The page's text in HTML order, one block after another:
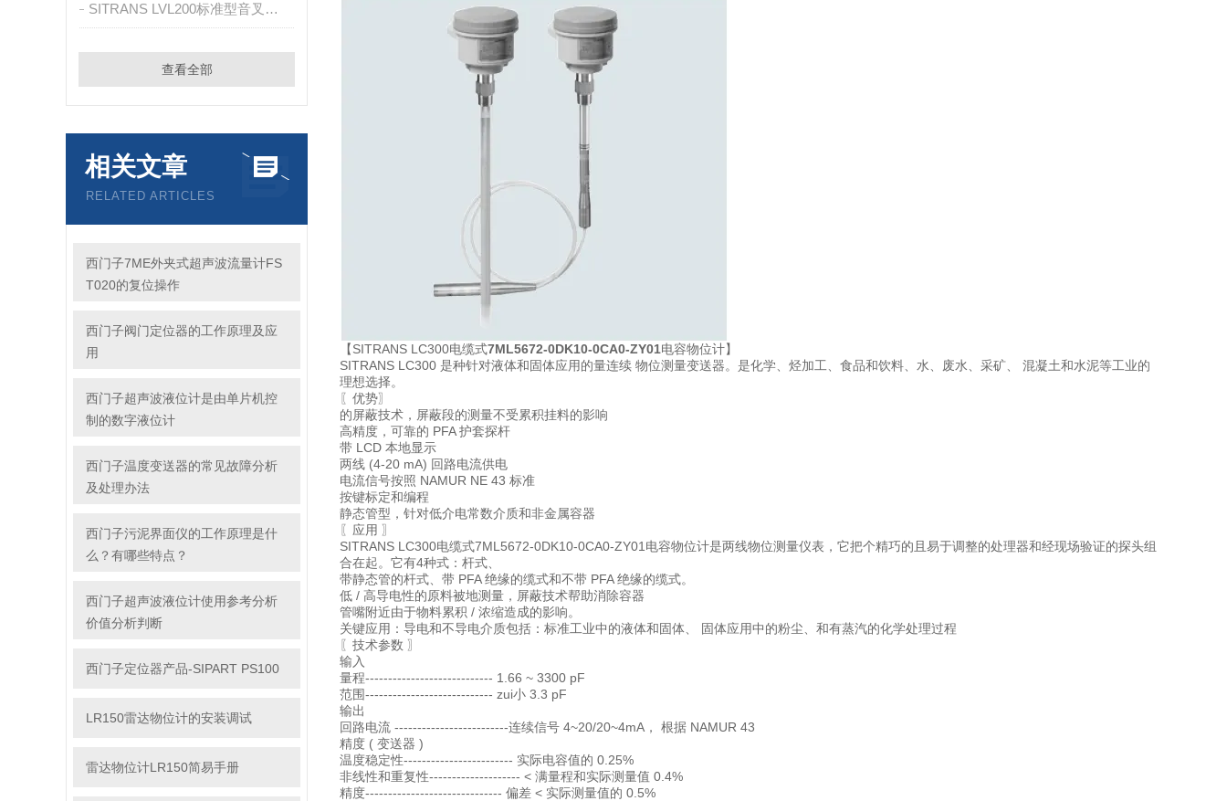
SITRANS LVL200标准型音叉液位开关
查看全部
相关文章
RELATED ARTICLES
西门子7ME外夹式超声波流量计FS
T020的复位操作
西门子阀门定位器的工作原理及应
用
西门子超声波液位计是由单片机控
制的数字液位计
西门子温度变送器的常见故障分析
及处理办法
西门子污泥界面仪的工作原理是什
么？有哪些特点？
西门子超声波液位计使用参考分析
价值分析判断
西门子定位器产品-SIPART PS100
LR150雷达物位计的安装调试
雷达物位计LR150简易手册
【SITRANS LC300电缆式7ML5672-0DK10-0CA0-ZY01电容物位计】
SITRANS LC300 是种针对液体和固体应用的量连续 物位测量变送器。是化学、烃加工、食品和饮料、水、废水、采矿、 混凝土和水泥等工业的
理想选择。
〖优势〗
的屏蔽技术，屏蔽段的测量不受累积挂料的影响
高精度，可靠的 PFA 护套探杆
带 LCD 本地显示
两线 (4-20 mA) 回路电流供电
电流信号按照 NAMUR NE 43 标准
按键标定和编程
静态管型，针对低介电常数介质和非金属容器
〖应用 〗
SITRANS LC300电缆式7ML5672-0DK10-0CA0-ZY01电容物位计是两线物位测量仪表，它把个精巧的且易于调整的处理器和经现场验证的探头组
合在起。它有4种式：杆式、
带静态管的杆式、带 PFA 绝缘的缆式和不带 PFA 绝缘的缆式。
低 / 高导电性的原料被地测量，屏蔽技术帮助消除容器
管嘴附近由于物料累积 / 浓缩造成的影响。
关键应用：导电和不导电介质包括：标准工业中的液体和固体、 固体应用中的粉尘、和有蒸汽的化学处理过程
〖技术参数 〗
输入
量程---------------------------- 1.66 ~ 3300 pF
范围---------------------------- zui小 3.3 pF
输出
回路电流 -------------------------连续信号 4~20/20~4mA， 根据 NAMUR 43
精度 ( 变送器 )
温度稳定性------------------------ 实际电容值的 0.25%
非线性和重复性-------------------- < 满量程和实际测量值 0.4%
精度------------------------------ 偏差 < 实际测量值的 0.5%